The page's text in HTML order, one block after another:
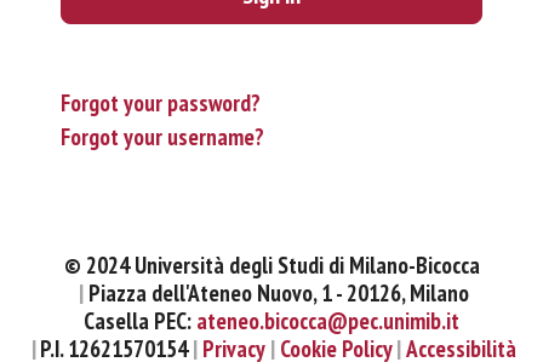
Forgot your password?
Forgot your username?
© 2024 Università degli Studi di Milano-Bicocca
Piazza dell'Ateneo Nuovo, 1 - 20126, Milano
Casella PEC: ateneo.bicocca@pec.unimib.it
P.I. 12621570154 Privacy Cookie Policy Accessibilità